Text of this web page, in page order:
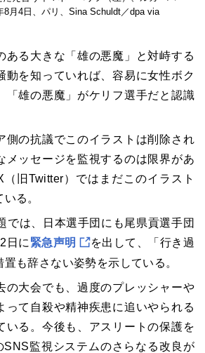
8月4日、パリ、Sina Schuldt／dpa via
ある大きな「雄の悪魔」と対峙する
動を知っていれば、容易に女性ボク
「雄の悪魔」がケリフ選手だと認識
側の抗議でこのイラストは削除され
メッセージを監視するのは限界があ
（旧Twitter）ではまだこのイラスト
る。
では、日本選手団にも尾県貢選手団
日に 緊急声明
を出して、「行き過
も辞さない姿勢を示している。
の大会でも、過度のプレッシャーや
って自殺や精神疾患に追いやられる
いる。今後も、アスリートの保護を
SNS監視システムのさらなる改良が